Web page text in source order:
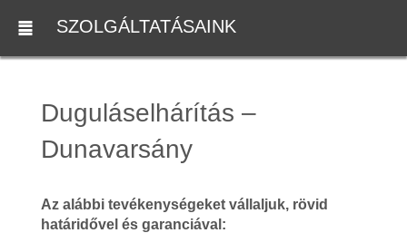
SZOLGÁLTATÁSAINK
Duguláselhárítás –
Dunavarsány
Az alábbi tevékenységeket vállaljuk, rövid
határidővel és garanciával: